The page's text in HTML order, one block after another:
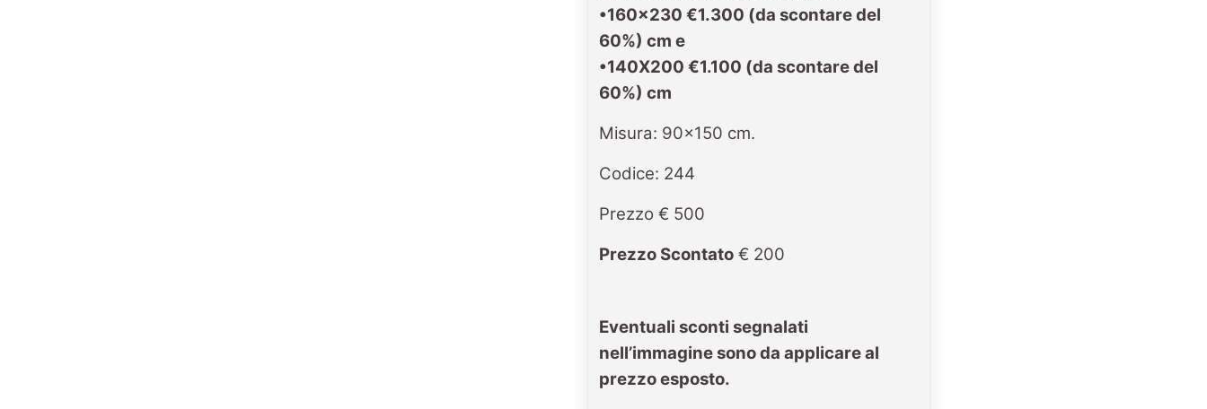
•160×230 €1.300 (da scontare del
60%) cm e
•140X200 €1.100 (da scontare del
60%) cm
Misura: 90x150 cm.
Codice: 244
Prezzo € 500
Prezzo Scontato€ 200
Eventuali sconti segnalati
nell’immagine sono da applicare al
prezzo esposto.